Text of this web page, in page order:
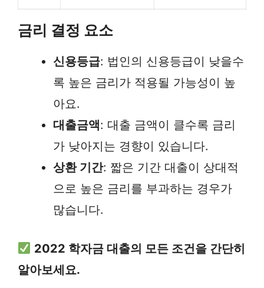
금리 결정 요소
신용등급: 법인의 신용등급이 낮을수
록 높은 금리가 적용될 가능성이 높
아요.
대출금액: 대출 금액이 클수록 금리
가 낮아지는 경향이 있습니다.
상환 기간: 짧은 기간 대출이 상대적
으로 높은 금리를 부과하는 경우가
많습니다.
2022 학자금 대출의 모든 조건을 간단히
알아보세요.